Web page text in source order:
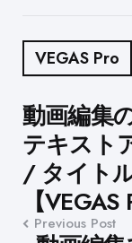
VEGAS Pro
Post
動画編集
テキスト
/ タイト
【VEGAS
Previous Post